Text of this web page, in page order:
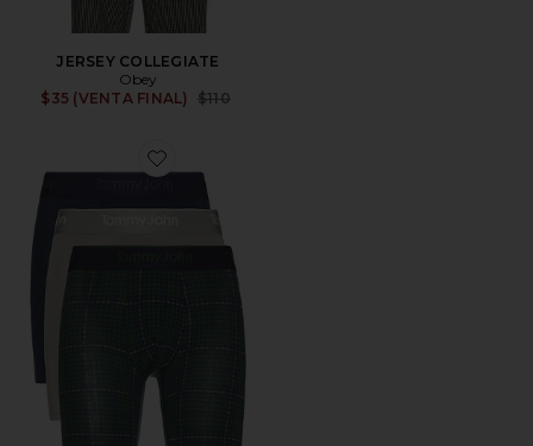
JERSEY COLLEGIATE
Obey
$35 (VENTA FINAL)
Previous price:
$110
Favorite BRAGUITAS BOXER